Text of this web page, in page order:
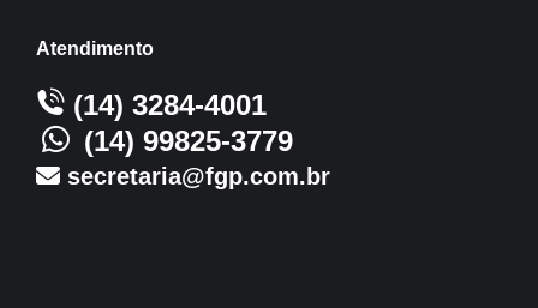
Atendimento
(14) 3284-4001
(14) 99825-3779
secretaria@fgp.com.br